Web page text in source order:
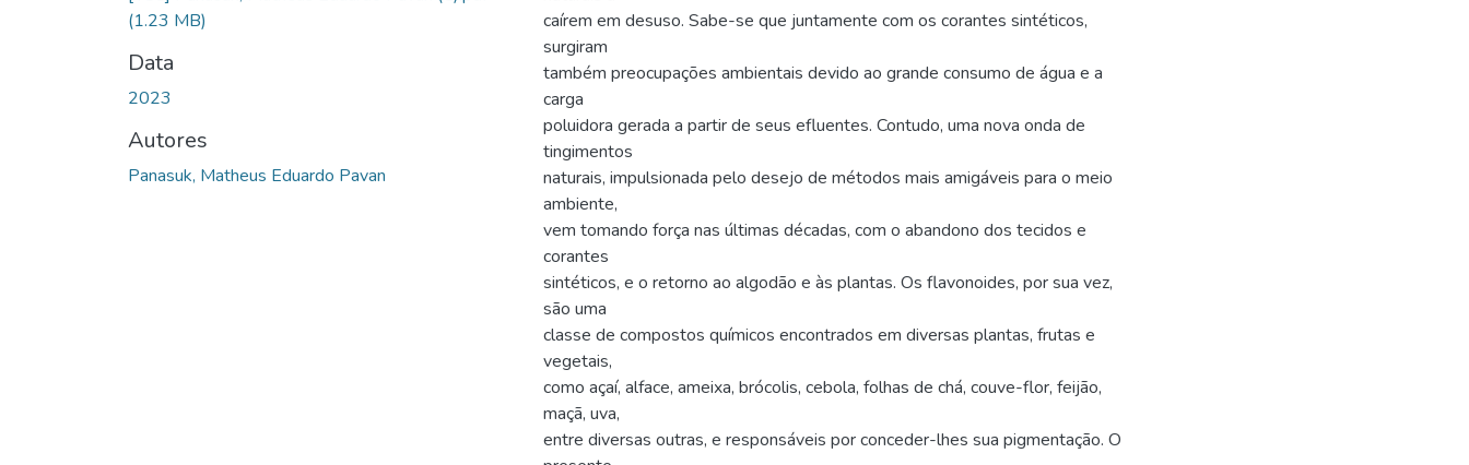
(1.23 MB)
Data
2023
Autores
Panasuk, Matheus Eduardo Pavan
caírem em desuso. Sabe-se que juntamente com os corantes sintéticos,
surgiram
também preocupações ambientais devido ao grande consumo de água e a
carga
poluidora gerada a partir de seus efluentes. Contudo, uma nova onda de
tingimentos
naturais, impulsionada pelo desejo de métodos mais amigáveis para o meio
ambiente,
vem tomando força nas últimas décadas, com o abandono dos tecidos e
corantes
sintéticos, e o retorno ao algodão e às plantas. Os flavonoides, por sua vez,
são uma
classe de compostos químicos encontrados em diversas plantas, frutas e
vegetais,
como açaí, alface, ameixa, brócolis, cebola, folhas de chá, couve-flor, feijão,
maçã, uva,
entre diversas outras, e responsáveis por conceder-lhes sua pigmentação. O